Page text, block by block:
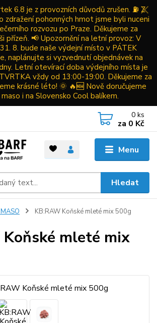
6.8 je z provozních důvodů zrušen. ⛽ Z
zdražení pohonných hmot jsme byli nuceni
rozvozu po Praze. Děkujeme za
přízeň. 📢 Upozornění na letní provoz: V
8. bude naše výdejní místo v PÁTEK
naplánujte si vyzvednutí objednávek na
Letní otevírací doba výdejního místa je
vždy od 13:00-19:00. Děkujeme za
krásné léto! 🌞 🔥🆕 Nově doručujeme
i na Slovensko Cool balíkem.
Menu
Hledat
0 ks
za 0 Kč
KB:RAW Koňské mleté mix 500g
Koňské mleté mix